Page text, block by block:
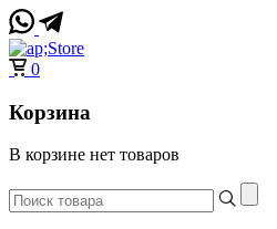
0
Корзина
В корзине нет товаров